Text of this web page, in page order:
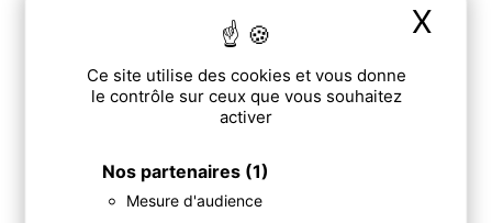
Ce site utilise des cookies et vous donne
le contrôle sur ceux que vous souhaitez
activer
Nos partenaires (1)
Mesure d'audience
X
mepickering@chu-clermontferrand.fr